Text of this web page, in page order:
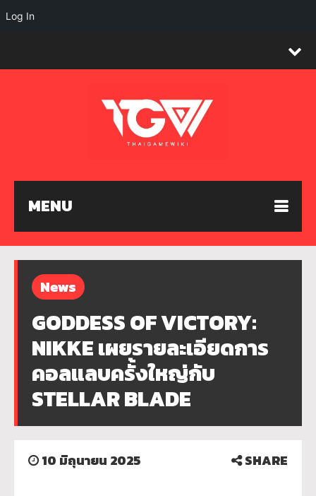
MENU
News
GODDESS OF VICTORY:
NIKKE เผยรายละเอียดการ
คอลแลบครั้งใหญ่กับ
STELLAR BLADE
10 มิถุนายน 2025 SHARE
Log In